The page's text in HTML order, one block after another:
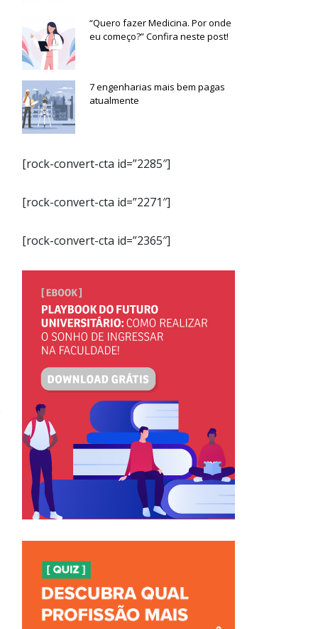
“Quero fazer Medicina. Por onde
eu começo?” Confira neste post!
7 engenharias mais bem pagas
atualmente
[rock-convert-cta id=”2285″]
[rock-convert-cta id=”2271″]
[rock-convert-cta id=”2365″]